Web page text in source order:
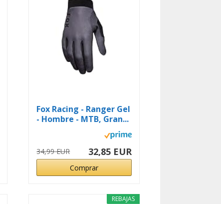
Fox Racing - Ranger Gel
- Hombre - MTB, Gran...
34,99 EUR 32,85 EUR
Comprar
REBAJAS